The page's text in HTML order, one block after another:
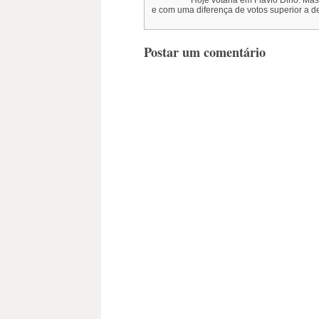
e com uma diferença de votos superior a
Postar um comentário